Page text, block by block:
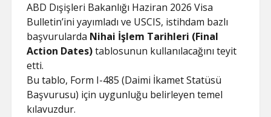
ABD Dışişleri Bakanlığı Haziran 2026 Visa
Bulletin’ini yayımladı ve USCIS, istihdam bazlı
başvurularda Nihai İşlem Tarihleri (Final
Action Dates)tablosunun kullanılacağını teyit
etti.
Bu tablo, Form I-485 (Daimi İkamet Statüsü
Başvurusu) için uygunluğu belirleyen temel
kılavuzdur.